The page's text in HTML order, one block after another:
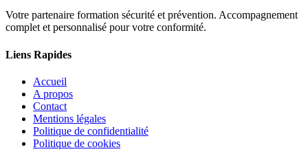
Votre partenaire formation sécurité et prévention. Accompagnement
complet et personnalisé pour votre conformité.
Liens Rapides
Accueil
A propos
Contact
Mentions légales
Politique de confidentialité
Politique de cookies